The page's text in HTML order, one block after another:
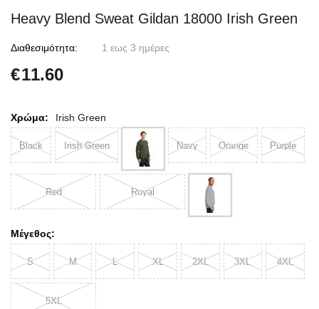
Heavy Blend Sweat Gildan 18000 Irish Green
Διαθεσιμότητα: 1 εως 3 ημέρες
€11.60
Χρώμα: Irish Green
Black Irish Green Navy Orange Purple
Red Royal
Μέγεθος:
S M L XL 2XL 3XL 4XL
5XL